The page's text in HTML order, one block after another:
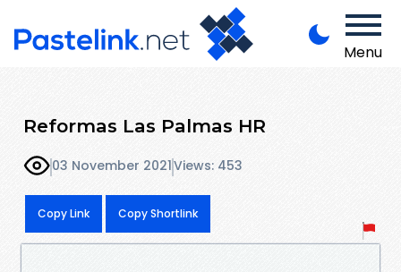
Menu
Reformas Las Palmas HR
03 November 2021Views: 453
Copy Link Copy Shortlink